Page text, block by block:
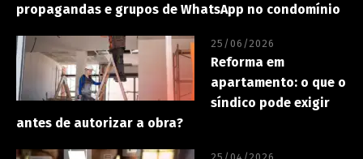
propagandas e grupos de WhatsApp no condomínio
25/06/2026
Reforma em
apartamento: o que o
síndico pode exigir
antes de autorizar a obra?